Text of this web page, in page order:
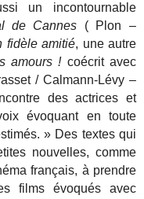
un incontournable
de Cannes
( Plon –
fidèle amitié, une autre
amours !coécrit avec
/ Calmann-Lévy –
des actrices et
évoquant en toute
» Des textes qui
nouvelles, comme
français, à prendre
films évoqués avec